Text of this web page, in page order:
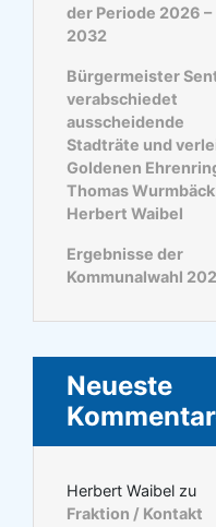
der Periode 2026 –
2032
Bürgermeister
verabschiedet
ausscheidende
Stadträte und
Goldenen
Thomas
Herbert Waibel
Ergebnisse der
Kommunalwahl
Neueste
Herbert Waibel zu
Fraktion / Kontakt